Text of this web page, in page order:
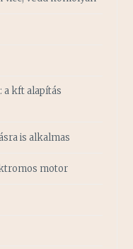
a kft alapítás
is alkalmas
motor